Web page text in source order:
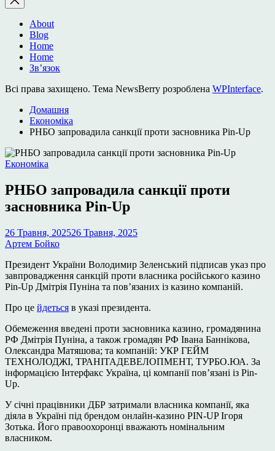
About
Blog
Home
Home
Зв’язок
Всі права захищено. Тема NewsBerry розроблена WPInterface.
Домашня
Економіка
РНБО запровадила санкції проти засновника Pin-Up
Опублікувати
Економіка
РНБО запровадила санкції проти
засновника Pin-Up
26 Травня, 202526 Травня, 2025
Артем Бойко
Президент України Володимир Зеленський підписав указ про
завпровадження санкцій проти власника російського казино
Pin-Up Дмітрія Пуніна та повʼязаних із казино компаній.
Про це йдеться в указі президента.
Обемеження введені проти засновника казино, громадянина
РФ Дмітрія Пуніна, а також громадян РФ Івана Баннікова,
Олександра Матяшова; та компаній: УКР ГЕЙМ
ТЕХНОЛОДЖІ, ТРАНІТАДЕВЕЛОПМЕНТ, ТУРБО.ЮА. За
інформацією Інтерфакс Україна, ці компанії повʼязані із Pin-
Up.
У січні працівники ДБР затримали власника компанії, яка
діяла в Україні під брендом онлайн-казино PIN-UP Ігоря
Зотька. Його правоохоронці вважають номінальним
власником.